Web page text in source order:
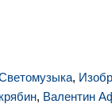
,
, Валентин